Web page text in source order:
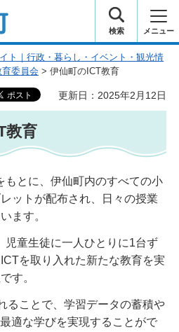
検索 メニュー
ト｜行政・暮らし・イベント・観光情
育委員会 > 伊仙町のICT教育
更新日：2025年2月12日
教育
もとに、伊仙町内のすべての小
ットが配布され、日々の授業
ます。
児童生徒に一人ひとりに1台ず
を取り入れた新たな教育を実
す。
ることで、学習データの蓄積や
適な学びを実現することがで